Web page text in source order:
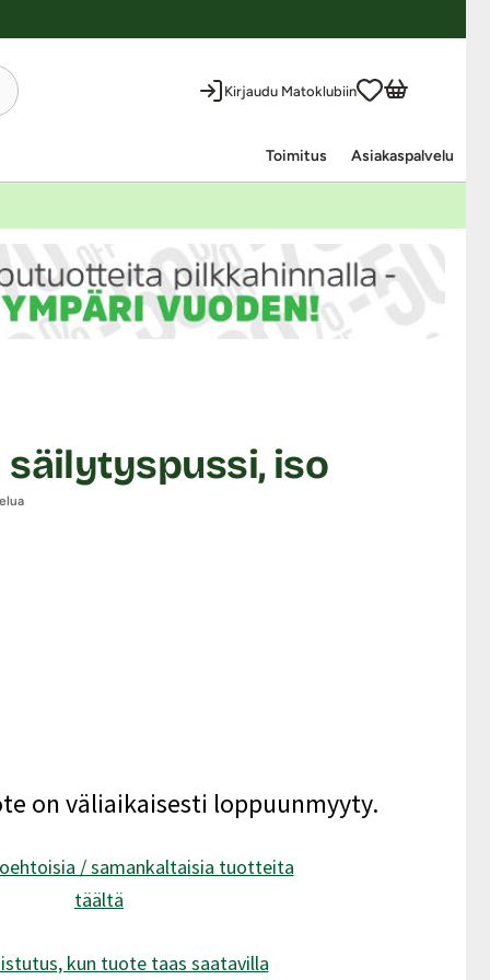
Kirjaudu Matoklubiin
Toimitus Asiakaspalvelu
iso
on väliaikaisesti loppuunmyyty.
/ samankaltaisia tuotteita
täältä
kun tuote taas saatavilla